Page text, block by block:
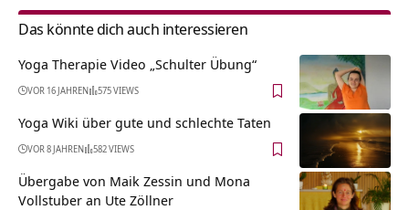
Das könnte dich auch interessieren
Yoga Therapie Video „Schulter Übung“
VOR 16 JAHREN 575 VIEWS
Yoga Wiki über gute und schlechte Taten
VOR 8 JAHREN 582 VIEWS
Übergabe von Maik Zessin und Mona
Vollstuber an Ute Zöllner